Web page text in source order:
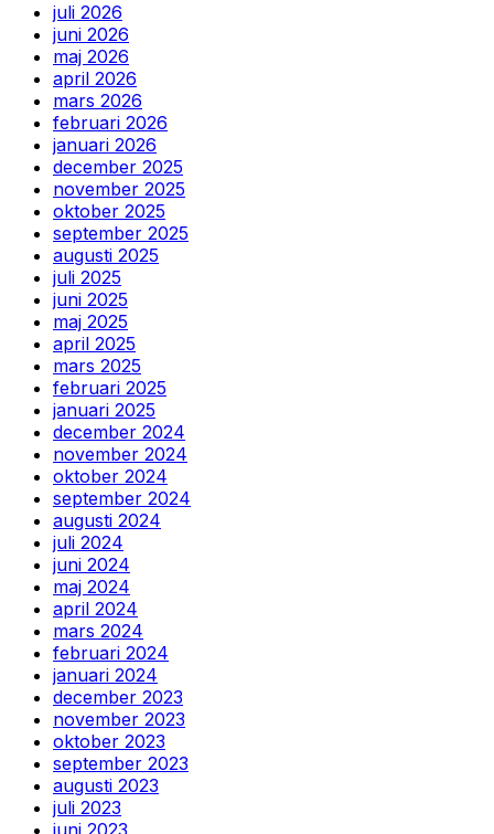
juli 2026
juni 2026
maj 2026
april 2026
mars 2026
februari 2026
januari 2026
december 2025
november 2025
oktober 2025
september 2025
augusti 2025
juli 2025
juni 2025
maj 2025
april 2025
mars 2025
februari 2025
januari 2025
december 2024
november 2024
oktober 2024
september 2024
augusti 2024
juli 2024
juni 2024
maj 2024
april 2024
mars 2024
februari 2024
januari 2024
december 2023
november 2023
oktober 2023
september 2023
augusti 2023
juli 2023